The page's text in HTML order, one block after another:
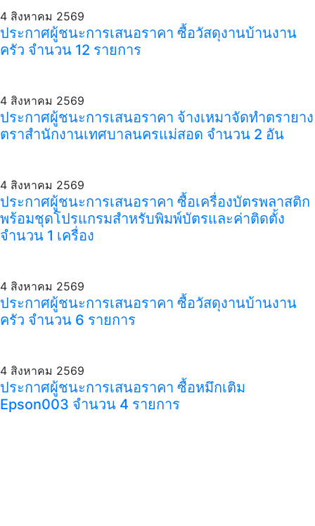
4 สิงหาคม 2569
ประกาศผู้ชนะการเสนอราคา ซื้อวัสดุงานบ้านงาน
ครัว จำนวน 12 รายการ
4 สิงหาคม 2569
ประกาศผู้ชนะการเสนอราคา จ้างเหมาจัดทำตรายาง
ตราสำนักงานเทศบาลนครแม่สอด จำนวน 2 อัน
4 สิงหาคม 2569
ประกาศผู้ชนะการเสนอราคา ซื้อเครื่องบัตรพลาสติก
พร้อมชุดโปรแกรมสำหรับพิมพ์บัตรและค่าติดตั้ง
จำนวน 1 เครื่อง
4 สิงหาคม 2569
ประกาศผู้ชนะการเสนอราคา ซื้อวัสดุงานบ้านงาน
ครัว จำนวน 6 รายการ
4 สิงหาคม 2569
ประกาศผู้ชนะการเสนอราคา ซื้อหมึกเติม
Epson003 จำนวน 4 รายการ